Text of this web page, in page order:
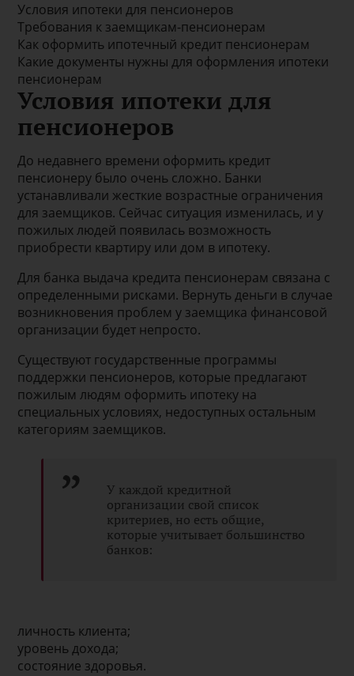
Условия ипотеки для пенсионеров
Требования к заемщикам-пенсионерам
Как оформить ипотечный кредит пенсионерам
Какие документы нужны для оформления ипотеки
пенсионерам
Условия ипотеки для
пенсионеров
До недавнего времени оформить кредит
пенсионеру было очень сложно. Банки
устанавливали жесткие возрастные ограничения
для заемщиков. Сейчас ситуация изменилась, и у
пожилых людей появилась возможность
приобрести квартиру или дом в ипотеку.
Для банка выдача кредита пенсионерам связана с
определенными рисками. Вернуть деньги в случае
возникновения проблем у заемщика финансовой
организации будет непросто.
Существуют государственные программы
поддержки пенсионеров, которые предлагают
пожилым людям оформить ипотеку на
специальных условиях, недоступных остальным
категориям заемщиков.
У каждой кредитной
организации свой список
критериев, но есть общие,
которые учитывает большинство
банков:
личность клиента;
уровень дохода;
состояние здоровья.